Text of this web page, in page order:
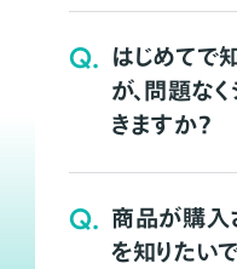
Q. はじめてで
が、問題な
きますか？
Q. 商品が購入
を知りたい